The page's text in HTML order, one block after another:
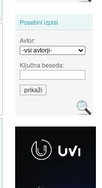
Posebni izpisi
Avtor:
Ključna beseda: